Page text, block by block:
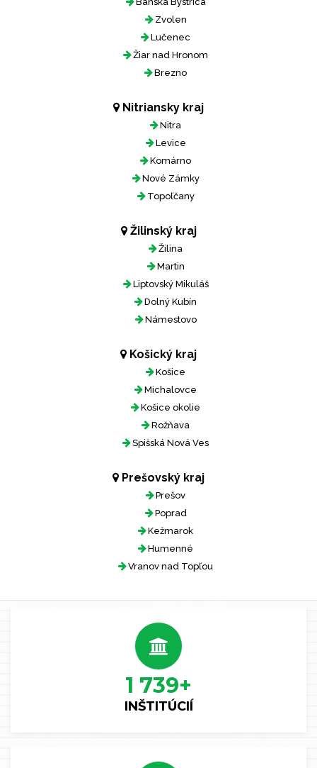
Zvolen
Lučenec
Žiar nad Hronom
Brezno
Nitriansky kraj
Nitra
Levice
Komárno
Nové Zámky
Topoľčany
Žilinský kraj
Žilina
Martin
Liptovský Mikuláš
Dolný Kubín
Námestovo
Košický kraj
Košice
Michalovce
Košice okolie
Rožňava
Spišská Nová Ves
Prešovský kraj
Prešov
Poprad
Kežmarok
Humenné
Vranov nad Topľou
1 739+
INŠTITÚCIÍ